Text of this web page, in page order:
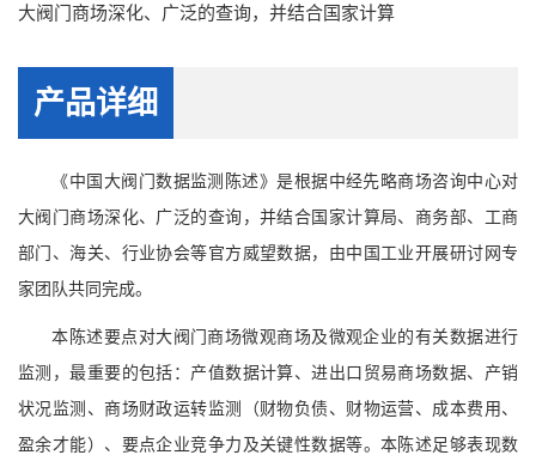
大阀门商场深化、广泛的查询，并结合国家计算
产品详细
《中国大阀门数据监测陈述》是根据中经先略商场咨询中心对
大阀门商场深化、广泛的查询，并结合国家计算局、商务部、工商
部门、海关、行业协会等官方威望数据，由中国工业开展研讨网专
家团队共同完成。
本陈述要点对大阀门商场微观商场及微观企业的有关数据进行
监测，最重要的包括：产值数据计算、进出口贸易商场数据、产销
状况监测、商场财政运转监测（财物负债、财物运营、成本费用、
盈余才能）、要点企业竞争力及关键性数据等。本陈述足够表现数